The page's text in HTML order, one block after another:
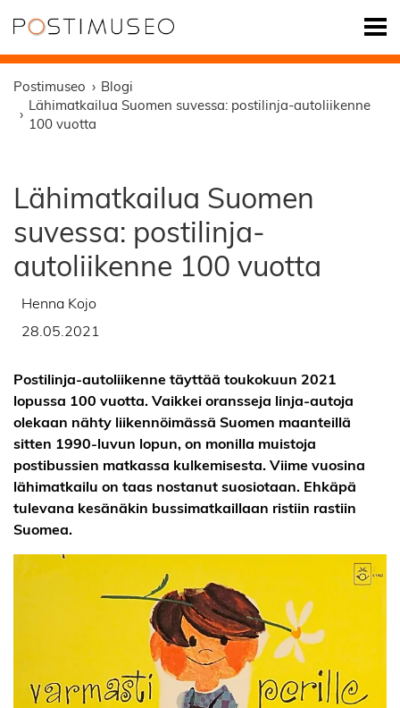
Postimuseo
Blogi
Lähimatkailua Suomen suvessa: postilinja-autoliikenne
100 vuotta
Lähimatkailua Suomen
suvessa: postilinja-
autoliikenne 100 vuotta
Henna Kojo
28.05.2021
Postilinja-autoliikenne täyttää toukokuun 2021
lopussa 100 vuotta. Vaikkei oransseja linja-autoja
olekaan nähty liikennöimässä Suomen maanteillä
sitten 1990-luvun lopun, on monilla muistoja
postibussien matkassa kulkemisesta. Viime vuosina
lähimatkailu on taas nostanut suosiotaan. Ehkäpä
tulevana kesänäkin bussimatkaillaan ristiin rastiin
Suomea.